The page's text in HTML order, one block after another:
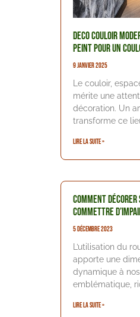
Deco couloir
peint pour un
9 janvier 2025
Le couloir,
mérite une
décoration. Un
transforme ce
Lire la suite »
Comment
commettre
5 décembre 2023
L’utilisation du
apporte une
dynamique à
emblématique,
Lire la suite »